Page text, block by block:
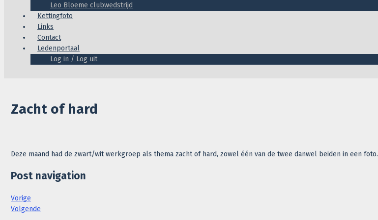
Leo Bloeme clubwedstrijd
Kettingfoto
Links
Contact
Ledenportaal
Log in / Log uit
Zacht of hard
Deze maand had de zwart/wit werkgroep als thema zacht of hard, zowel één van de twee danwel beiden in een foto.
Post navigation
Vorige
Volgende